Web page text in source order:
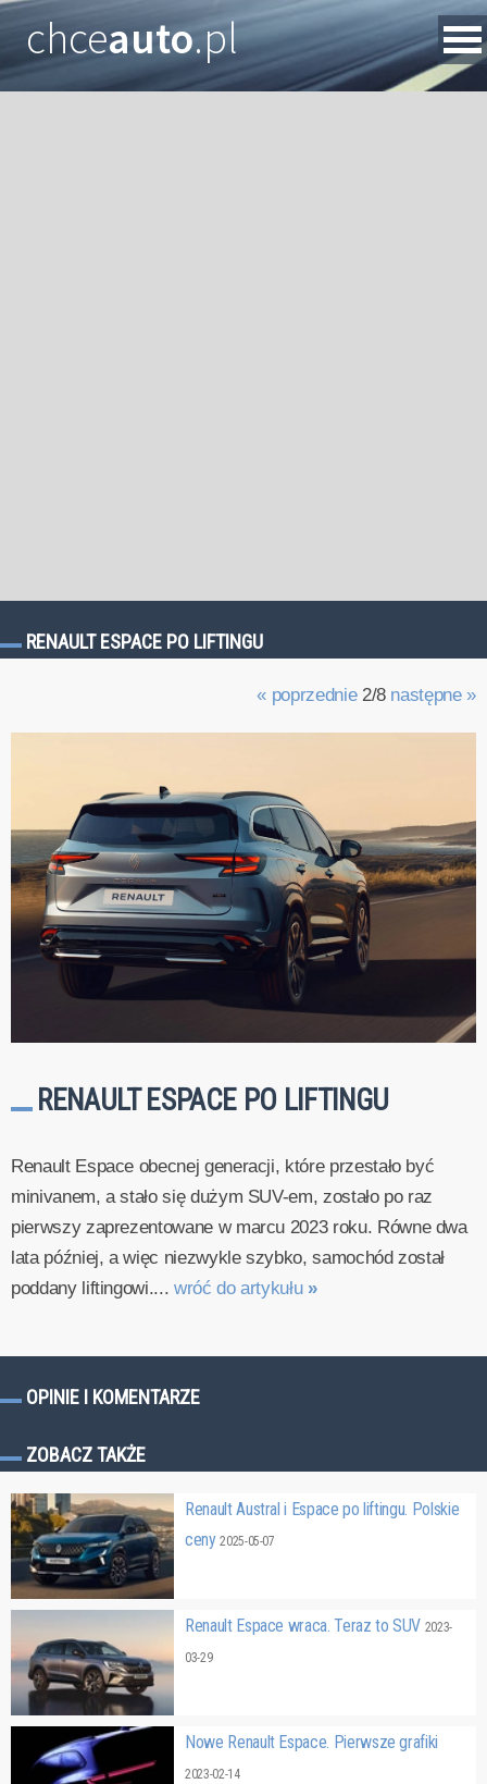
chceauto.pl
RENAULT ESPACE PO LIFTINGU
« poprzednie2/8 następne »
RENAULT ESPACE PO LIFTINGU
Renault Espace obecnej generacji, które przestało być
minivanem, a stało się dużym SUV-em, zostało po raz
pierwszy zaprezentowane w marcu 2023 roku. Równe dwa
lata później, a więc niezwykle szybko, samochód został
poddany liftingowi.... wróć do artykułu »
OPINIE I KOMENTARZE
ZOBACZ TAKŻE
Renault Austral i Espace po liftingu. Polskie
ceny2025-05-07
Renault Espace wraca. Teraz to SUV 2023-
03-29
Nowe Renault Espace. Pierwsze grafiki
2023-02-14